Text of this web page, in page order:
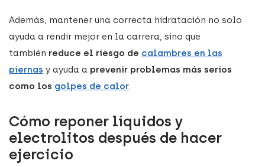
Además, mantener una correcta hidratación no solo
ayuda a rendir mejor en la carrera, sino que
también reduce el riesgo de calambres en las
piernas y ayuda a prevenir problemas más serios
como los golpes de calor.
Cómo reponer líquidos y
electrolitos después de hacer
ejercicio